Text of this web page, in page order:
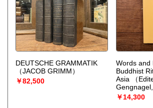
DEUTSCHE GRAMMATIK
（JACOB GRIMM）
￥82,500
Words and
Buddhist
Asia
（
Srilata
￥14,300